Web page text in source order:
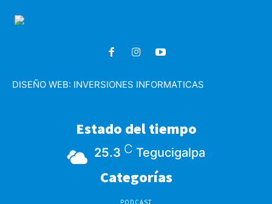
DISEÑO WEB: INVERSIONES INFORMATICAS
Estado del tiempo
25.3 C Tegucigalpa
Categorías
PODCAST